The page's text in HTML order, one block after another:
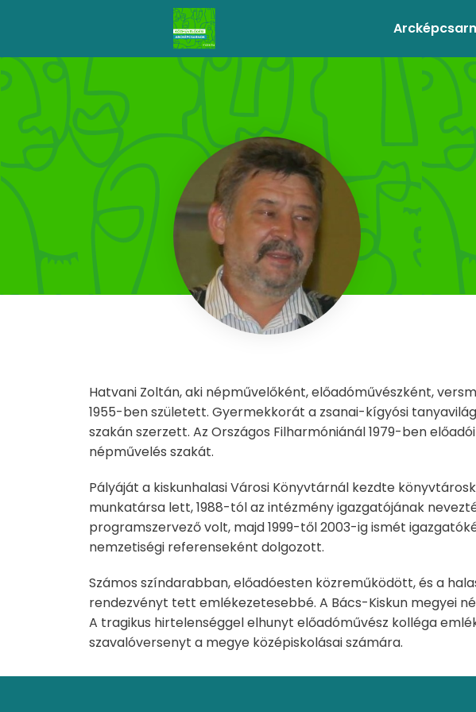
Hatvani Zoltán, aki népművelőként, előadóművészként,
1955-ben született. Gyermekkorát a zsanai-kígyósi
szakán szerzett. Az Országos Filharmóniánál 1979-ben
népművelés szakát.
Pályáját a kiskunhalasi Városi Könyvtárnál kezdte
munkatársa lett, 1988-tól az intézmény igazgatójának
programszervező volt, majd 1999-től 2003-ig ismét
nemzetiségi referenseként dolgozott.
Számos színdarabban, előadóesten közreműködött, és a
rendezvényt tett emlékezetesebbé. A Bács-Kiskun megyei
A tragikus hirtelenséggel elhunyt előadóművész kolléga
szavalóversenyt a megye középiskolásai számára.